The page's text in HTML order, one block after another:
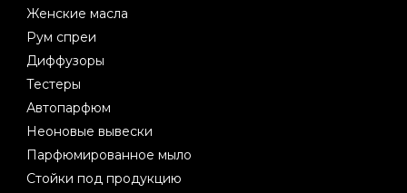
Женские масла
Рум спреи
Диффузоры
Тестеры
Автопарфюм
Неоновые вывески
Парфюмированное мыло
Стойки под продукцию